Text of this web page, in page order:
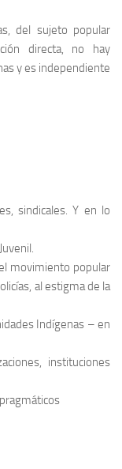
del sujeto popular
directa, no hay
y es independiente
sindicales. Y en lo
movimiento popular
al estigma de la
Indígenas – en
instituciones